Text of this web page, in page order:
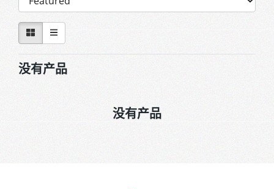
没有产品
没有产品